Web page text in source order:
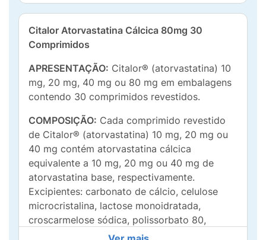
Citalor Atorvastatina Cálcica 80mg 30
Comprimidos
APRESENTAÇÃO: Citalor® (atorvastatina) 10
mg, 20 mg, 40 mg ou 80 mg em embalagens
contendo 30 comprimidos revestidos.
COMPOSIÇÃO: Cada comprimido revestido
de Citalor® (atorvastatina) 10 mg, 20 mg ou
40 mg contém atorvastatina cálcica
equivalente a 10 mg, 20 mg ou 40 mg de
atorvastatina base, respectivamente.
Excipientes: carbonato de cálcio, celulose
microcristalina, lactose monoidratada,
croscarmelose sódica, polissorbato 80,
hiprolose, estearato de magnésio, corante